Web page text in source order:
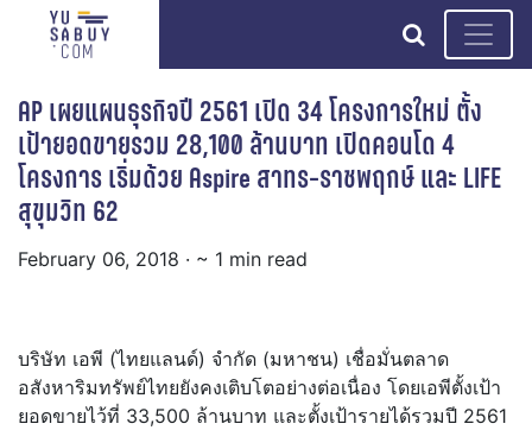
search
AP เผยแผนธุรกิจปี 2561 เปิด 34 โครงการใหม่ ตั้ง
เป้ายอดขายรวม 28,100 ล้านบาท เปิดคอนโด 4
โครงการ เริ่มด้วย Aspire สาทร-ราชพฤกษ์ และ LIFE
สุขุมวิท 62
February 06, 2018 · ~ 1 min read
บริษัท เอพี (ไทยแลนด์) จำกัด (มหาชน) เชื่อมั่นตลาด
อสังหาริมทรัพย์ไทยยังคงเติบโตอย่างต่อเนื่อง โดยเอพีตั้งเป้า
ยอดขายไว้ที่ 33,500 ล้านบาท และตั้งเป้ารายได้รวมปี 2561